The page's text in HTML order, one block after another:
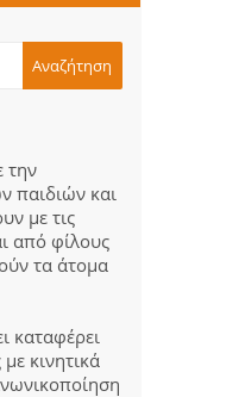
την
παιδιών και
με τις
από φίλους
τα άτομα
καταφέρει
κινητικά